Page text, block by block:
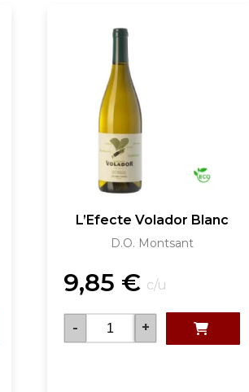
L’Efecte Volador Blanc
D.O. Montsant
9,85 € c/u
- +